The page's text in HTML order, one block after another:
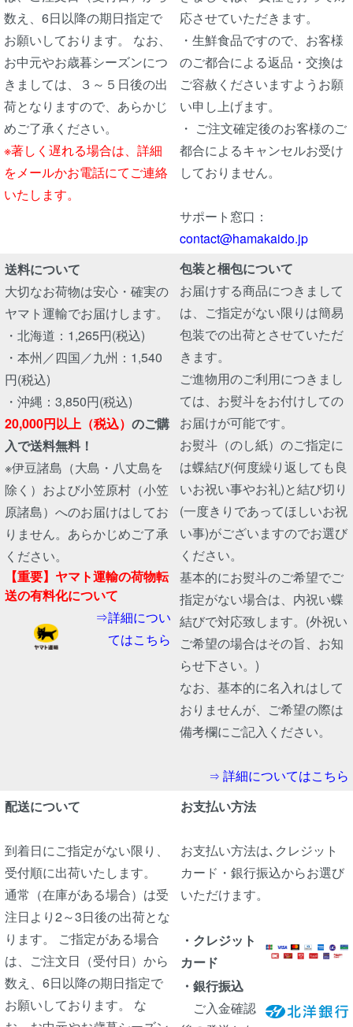
数え、6日以降の期日指定で
お願いしております。 なお、
お中元やお歳暮シーズンにつ
きましては、３～５日後の出
荷となりますので、あらかじ
めご了承ください。
※著しく遅れる場合は、詳細
をメールかお電話にてご連絡
いたします。
応させていただきます。
・生鮮食品ですので、お客様
のご都合による返品・交換は
ご容赦くださいますようお願
い申し上げます。
・ ご注文確定後のお客様のご
都合によるキャンセルお受け
しておりません。
サポート窓口：
contact@hamakaido.jp
送料について
大切なお荷物は安心・確実の
ヤマト運輸でお届けします。
・北海道：1,265円(税込)
・本州／四国／九州：1,540
円(税込)
・沖縄：3,850円(税込)
20,000円以上（税込） のご購
入で送料無料！
※伊豆諸島（大島・八丈島を
除く）および小笠原村（小笠
原諸島）へのお届けはしてお
りません。あらかじめご了承
ください。
【重要】ヤマト運輸の荷物転
送の有料化について
⇒詳細につい
てはこちら
包装と梱包について
お届けする商品につきまして
は、ご指定がない限りは簡易
包装での出荷とさせていただ
きます。
ご進物用のご利用につきまし
ては、お熨斗をお付けしての
お届けが可能です。
お熨斗（のし紙）のご指定に
は蝶結び(何度繰り返しても良
いお祝い事やお礼)と結び切り
(一度きりであってほしいお祝
い事)がございますのでお選び
ください。
基本的にお熨斗のご希望でご
指定がない場合は、内祝い蝶
結びで対応致します。(外祝い
ご希望の場合はその旨、お知
らせ下さい。)
なお、基本的に名入れはして
おりませんが、ご希望の際は
備考欄にご記入ください。
⇒ 詳細についてはこちら
配送について
到着日にご指定がない限り、
受付順に出荷いたします。
通常（在庫がある場合）は受
注日より2～3日後の出荷とな
ります。 ご指定がある場合
は、ご注文日（受付日）から
数え、6日以降の期日指定で
お願いしております。 な
お支払い方法
お支払い方法は､クレジット
カード・銀行振込からお選び
いただけます。
・クレジット
カード
・銀行振込
ご入金確認